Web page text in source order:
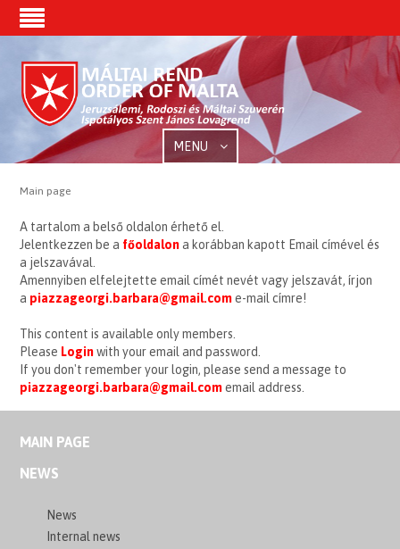
MENU
Main page
A tartalom a belső oldalon érhető el.
Jelentkezzen be a főoldalona korábban kapott Email címével és
a jelszavával.
Amennyiben elfelejtette email címét nevét vagy jelszavát, írjon
a piazzageorgi.barbara@gmail.come-mail címre!
This content is available only members.
Please Loginwith your email and password.
If you don't remember your login, please send a message to
piazzageorgi.barbara@gmail.comemail address.
MAIN PAGE
NEWS
News
Internal news